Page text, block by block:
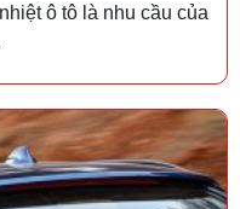
ô tô là nhu cầu của